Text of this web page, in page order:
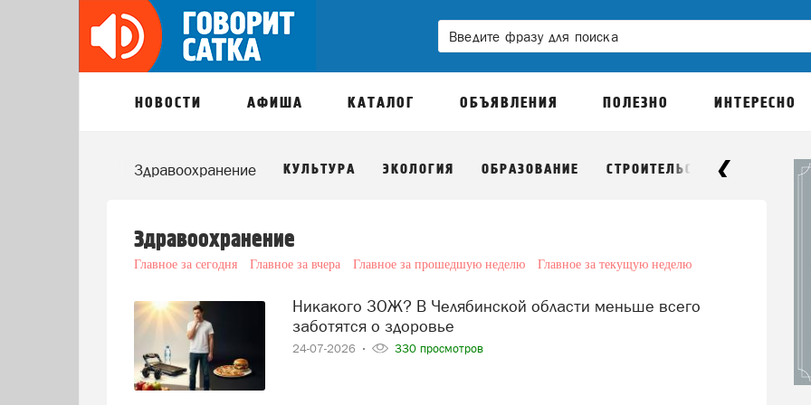
НОВОСТИ АФИША КАТАЛОГ ОБЪЯВЛЕНИЯ ПОЛЕЗНО ИНТЕРЕСНО
Здравоохранение КУЛЬТУРА ЭКОЛОГИЯ ОБРАЗОВАНИЕ СТРОИТЕЛЬСТВО
Здравоохранение
Главное за сегодня Главное за вчера Главное за прошедшую неделю Главное за текущую неделю
Никакого ЗОЖ? В Челябинской области меньше всего
заботятся о здоровье
24-07-2026 330 просмотров